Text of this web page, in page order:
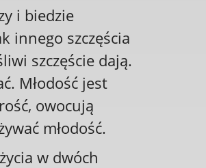
i biedzie
innego szczęścia
szczęście dają.
Młodość jest
owocują
młodość.
w dwóch